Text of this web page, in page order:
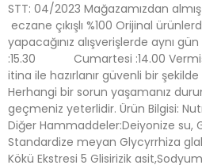
STT: 04/2023 Mağazamızdan
eczane çıkışlı %100 Orijinal
yapacağınız alışverişlerde aynı
:15.30 Cumartesi :14.00
itina ile hazırlanır güvenli bir
Herhangi bir sorun yaşamanız
geçmeniz yeterlidir. Ürün Bilgisi:
Diğer Hammaddeler:Deiyonize su,
Standardize meyan Glycyrrhiza
Kökü Ekstresi 5 Glisirizik